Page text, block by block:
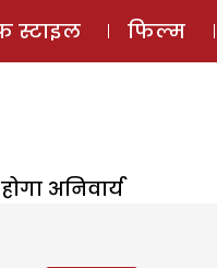
ई-मैगज़ीन
स्टाइल फिल्म
अनिवार्य